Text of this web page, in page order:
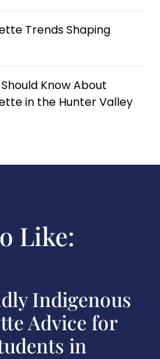
Trends Shaping
Know About
in the Hunter Valley
Like:
Trends
Island in